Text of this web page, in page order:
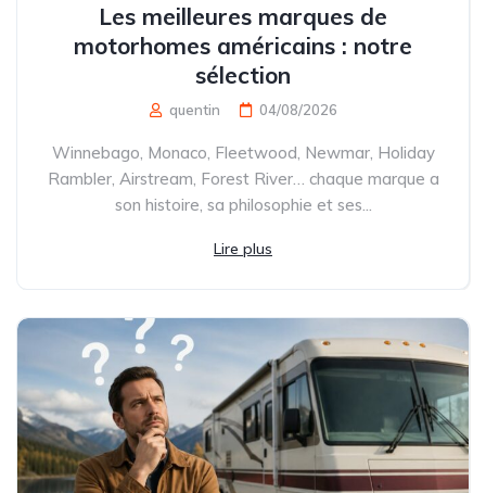
Les meilleures marques de
motorhomes américains : notre
sélection
quentin 04/08/2026
Winnebago, Monaco, Fleetwood, Newmar, Holiday
Rambler, Airstream, Forest River… chaque marque a
son histoire, sa philosophie et ses...
Lire plus